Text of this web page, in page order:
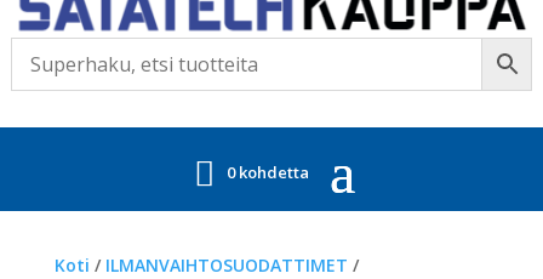
0 kohdetta
Koti / ILMANVAIHTOSUODATTIMET /